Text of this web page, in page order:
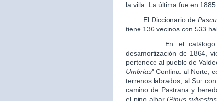
la villa. La última fue en 1885.
El Diccionario de
tiene 136 vecinos con 533
En el catálogo de
desamortización de 1864,
pertenece al pueblo de
Umbrias" Confina: al Norte,
terrenos labrados, al Sur
camino de Pastrana y
el pino albar (Pinus